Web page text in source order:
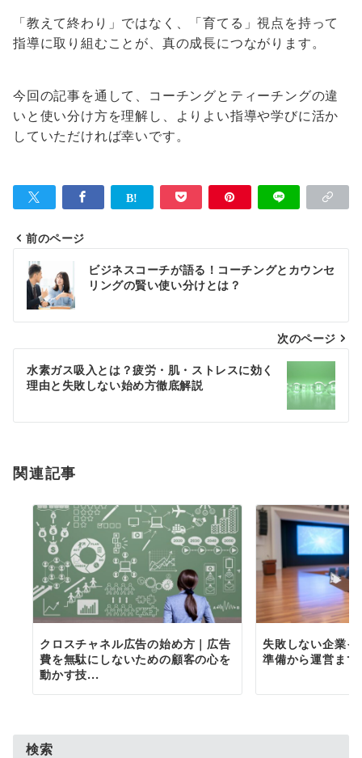
「教えて終わり」ではなく、「育てる」視点を持って
指導に取り組むことが、真の成長につながります。
今回の記事を通して、コーチングとティーチングの違
いと使い分け方を理解し、よりよい指導や学びに活か
していただければ幸いです。
投
稿
ナ
ビ
ゲ
シ
ン
前のページ
ビジネスコーチが語る！コーチングとカウンセ
リングの賢い使い分けとは？
次のページ
水素ガス吸入とは？疲労・肌・ストレスに効く
理由と失敗しない始め方徹底解説
関連記事
クロスチャネル広告の始め方｜広告
費を無駄にしないための顧客の心を
動かす技...
失敗しない企業
準備から運営まで
検索